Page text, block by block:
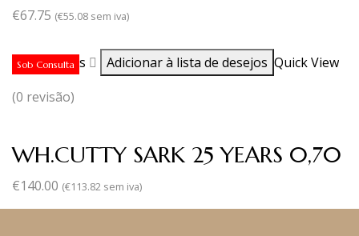
€67.75 (€55.08 sem iva)
Sob Consulta
Ler mais Adicionar à lista de desejos Quick View
(0 revisão)
WH.CUTTY SARK 25 YEARS 0,70
€140.00 (€113.82 sem iva)